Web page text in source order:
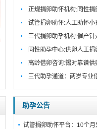
正规捐卵助怀机构:同性
试管捐卵助怀:人工助怀
三代捐卵助孕机构:催产
同性助孕中心:供卵人工
高龄借卵咨询:锡对靠谱
三代助孕通道：两岁专业
助孕公告
试管捐卵助怀平台：10个